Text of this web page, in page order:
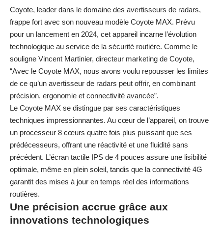
Coyote, leader dans le domaine des avertisseurs de radars,
frappe fort avec son nouveau modèle Coyote MAX. Prévu
pour un lancement en 2024, cet appareil incarne l’évolution
technologique au service de la sécurité routière. Comme le
souligne Vincent Martinier, directeur marketing de Coyote,
“Avec le Coyote MAX, nous avons voulu repousser les limites
de ce qu’un avertisseur de radars peut offrir, en combinant
précision, ergonomie et connectivité avancée”.
Le Coyote MAX se distingue par ses caractéristiques
techniques impressionnantes. Au cœur de l’appareil, on trouve
un processeur 8 cœurs quatre fois plus puissant que ses
prédécesseurs, offrant une réactivité et une fluidité sans
précédent. L’écran tactile IPS de 4 pouces assure une lisibilité
optimale, même en plein soleil, tandis que la connectivité 4G
garantit des mises à jour en temps réel des informations
routières.
Une précision accrue grâce aux
innovations technologiques